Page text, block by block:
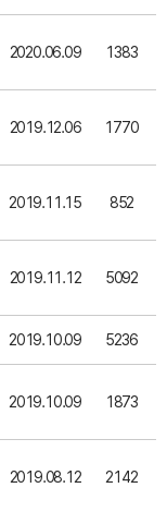
2020.06.09 1383
2019.12.06 1770
2019.11.15 852
2019.11.12 5092
2019.10.09 5236
2019.10.09 1873
2019.08.12 2142